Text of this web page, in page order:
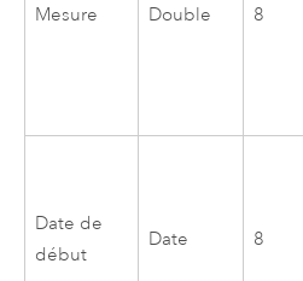
Mesure Double 8
Date de
début
Date 8